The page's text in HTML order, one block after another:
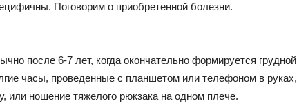
Поговорим о приобретенной болезни.
после 6-7 лет, когда окончательно формируется грудной
часы, проведенные с планшетом или телефоном в руках,
или ношение тяжелого рюкзака на одном плече.